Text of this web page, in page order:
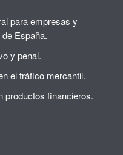
para empresas y
España.
y penal.
el tráfico mercantil.
productos financieros.